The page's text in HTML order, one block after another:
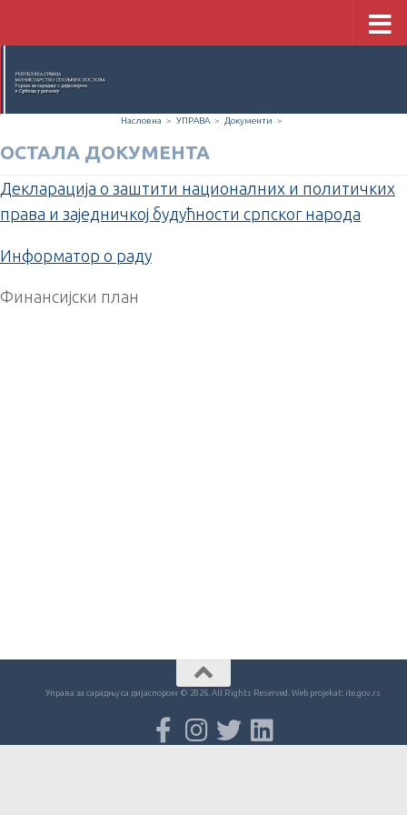
Насловна > УПРАВА > Документи >
ОСТАЛА ДОКУМЕНТА
Декларација о заштити националних и политичких
права и заједничкој будућности српског народа
Информатор о раду
Финансијски план
Управа за сарадњу са дијаспором © 2026. All Rights Reserved. Web projekat: ite.gov.rs